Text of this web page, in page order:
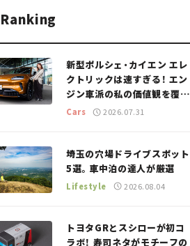
Ranking
新型ポルシェ・カイエン エレ
クトリックは速すぎる！ エン
ジン車派の私の価値観を覆し
た、新しいポルシェの走り。
Cars 2026.07.31
埼玉の穴場ドライブスポット
5選。車中泊の達人が厳選
Lifestyle 2026.08.04
トヨタGRとスシローが初コ
ラボ！ 寿司ネタがモチーフの